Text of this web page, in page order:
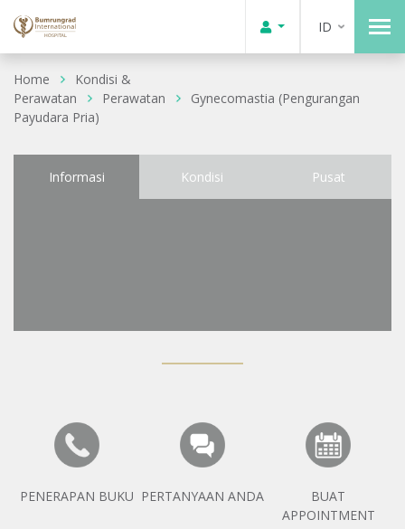
ID
Home
Kondisi &
Perawatan
Perawatan
Gynecomastia (Pengurangan
Payudara Pria)
Informasi Kondisi Pusat
PENERAPAN BUKU PERTANYAAN ANDA
BUAT
APPOINTMENT